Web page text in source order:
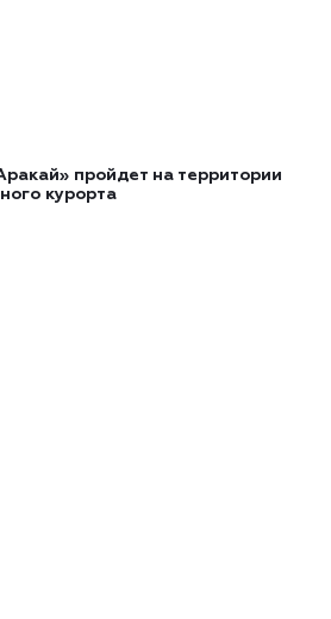
пройдет на территории
курорта